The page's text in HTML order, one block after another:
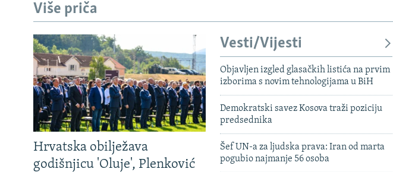
Više priča
Hrvatska obilježava
godišnjicu 'Oluje', Plenković
Vesti/Vijesti
Objavljen izgled glasačkih listića na prvim
izborima s novim tehnologijama u BiH
Demokratski savez Kosova traži poziciju
predsednika
Šef UN-a za ljudska prava: Iran od marta
pogubio najmanje 56 osoba